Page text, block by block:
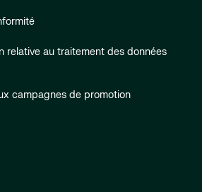
relative au traitement des données
campagnes de promotion